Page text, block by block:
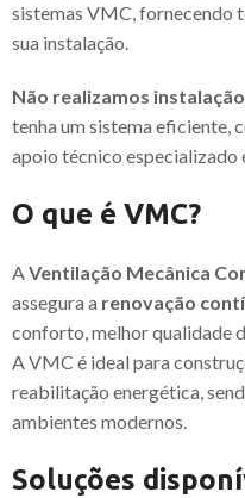
sistemas VMC, fornecendo
sua instalação.
Não realizamos instalação
tenha um sistema eficiente,
apoio técnico especializado
O que é VMC?
AVentilação Mecânica
assegura a renovação
conforto, melhor qualidade
A VMC é ideal para
reabilitação energética,
ambientes modernos.
Soluções